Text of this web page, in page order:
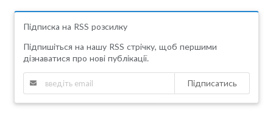
Підписка на RSS розсилку
Підпишіться на нашу RSS стрічку, щоб першими
дізнаватися про нові публікації.
Підписатись